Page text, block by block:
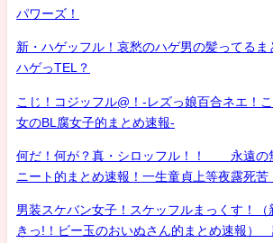
パワーズ！
新・ハゲッフル！哀愁のハゲ男の髪ってるま
ハゲっTEL？
こじ！コジッフル@！-レズっ娘百合ネエ！
女のBL腐女子的まとめ速報-
何だ！何が？真・シロッフル！！ 永遠の
ニート的まとめ速報！一生童貞上等夜露死苦
男装スケバン女子！スケッフルまっくす！（
きっ!！ビー玉のおいぬさん的まとめ速報）